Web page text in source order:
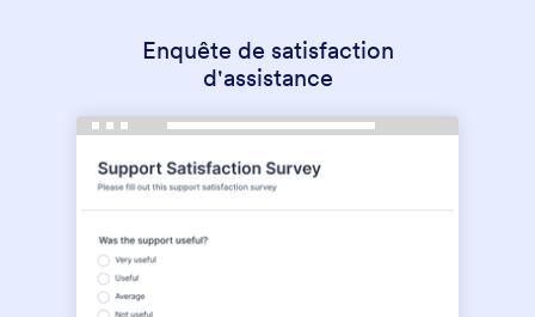
Enquête de satisfaction
d'assistance